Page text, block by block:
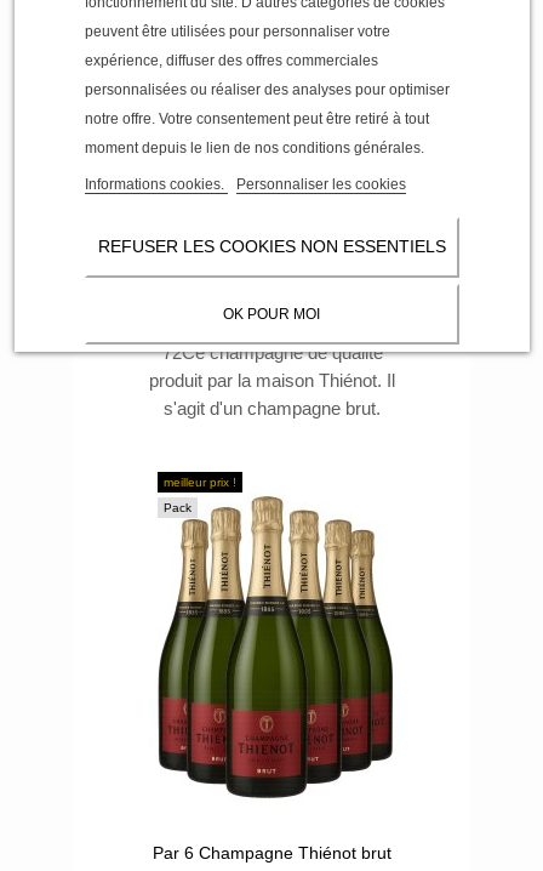
33,00 €38,00 €
72Ce champagne de qualité
produit par la maison Thiénot. Il
s'agit d'un champagne brut.
meilleur prix !
Pack
Par 6 Champagne Thiénot brut
peuvent être utilisées pour personnaliser votre
expérience, diffuser des offres commerciales
personnalisées ou réaliser des analyses pour optimiser
notre offre. Votre consentement peut être retiré à tout
moment depuis le lien de nos conditions générales.
Informations cookies. Personnaliser les cookies
REFUSER LES COOKIES NON ESSENTIELS
OK POUR MOI